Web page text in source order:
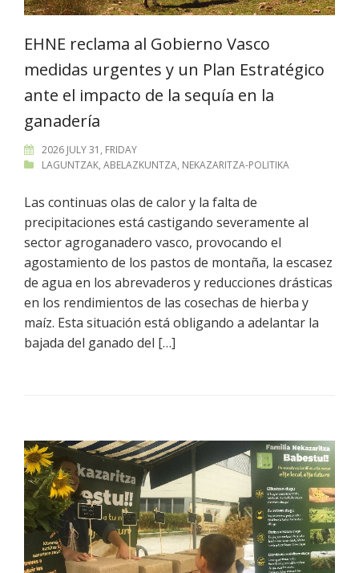
EHNE reclama al Gobierno Vasco
medidas urgentes y un Plan Estratégico
ante el impacto de la sequía en la
ganadería
2026 JULY 31, FRIDAY
LAGUNTZAK, ABELAZKUNTZA, NEKAZARITZA-POLITIKA
Las continuas olas de calor y la falta de
precipitaciones está castigando severamente al
sector agroganadero vasco, provocando el
agostamiento de los pastos de montaña, la escasez
de agua en los abrevaderos y reducciones drásticas
en los rendimientos de las cosechas de hierba y
maíz. Esta situación está obligando a adelantar la
bajada del ganado del […]